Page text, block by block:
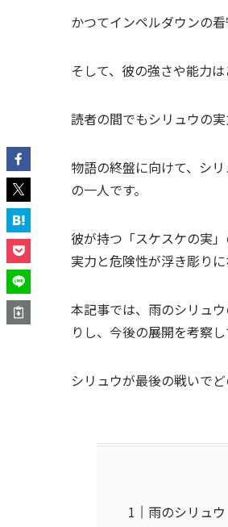
かつてインペルダウンの
そして、彼の強さや能力は
読者の間でもシリュウの
物語の終盤に向けて、シ
の一人です。
彼が持つ「スケスケの実
実力と危険性が浮き彫りに
本記事では、雨のシリュ
りし、今後の展開を考察し
シリュウが最後の戦いで
雨のシリュ